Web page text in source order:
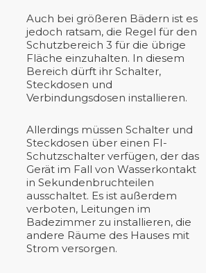
Auch bei größeren Bädern ist es
jedoch ratsam, die Regel für den
Schutzbereich 3 für die übrige
Fläche einzuhalten. In diesem
Bereich dürft ihr Schalter,
Steckdosen und
Verbindungsdosen installieren.
Allerdings müssen Schalter und
Steckdosen über einen FI-
Schutzschalter verfügen, der das
Gerät im Fall von Wasserkontakt
in Sekundenbruchteilen
ausschaltet. Es ist außerdem
verboten, Leitungen im
Badezimmer zu installieren, die
andere Räume des Hauses mit
Strom versorgen.